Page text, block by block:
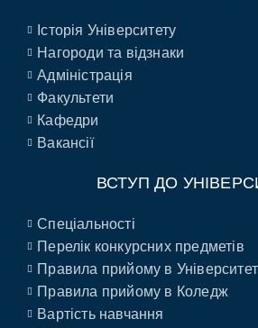
Історія Університету
Нагороди та відзнаки
Адміністрація
Факультети
Кафедри
Вакансії
ВСТУП ДО
Спеціальності
Перелік конкурсних предметів
Правила прийому в Університет
Правила прийому в Коледж
Вартість навчання